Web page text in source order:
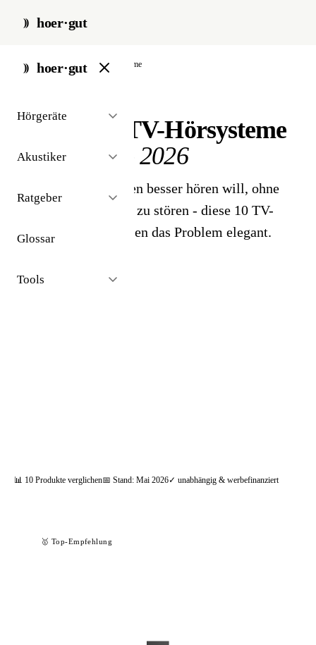
hoer·gut
hoer·gut
Hörgeräte
Akustiker
Ratgeber
Glossar
Tools
start / zubehör / tv-hoersysteme
Die besten TV-Hörsysteme
für zuhause2026
Wer beim TV-Schauen besser hören will, ohne
den Rest der Familie zu stören - diese 10 TV-
Hörsysteme 2026 lösen das Problem elegant.
📊 10 Produkte verglichen📅 Stand: Mai 2026✓ unabhängig & werbefinanziert
🥇 Top-Empfehlung